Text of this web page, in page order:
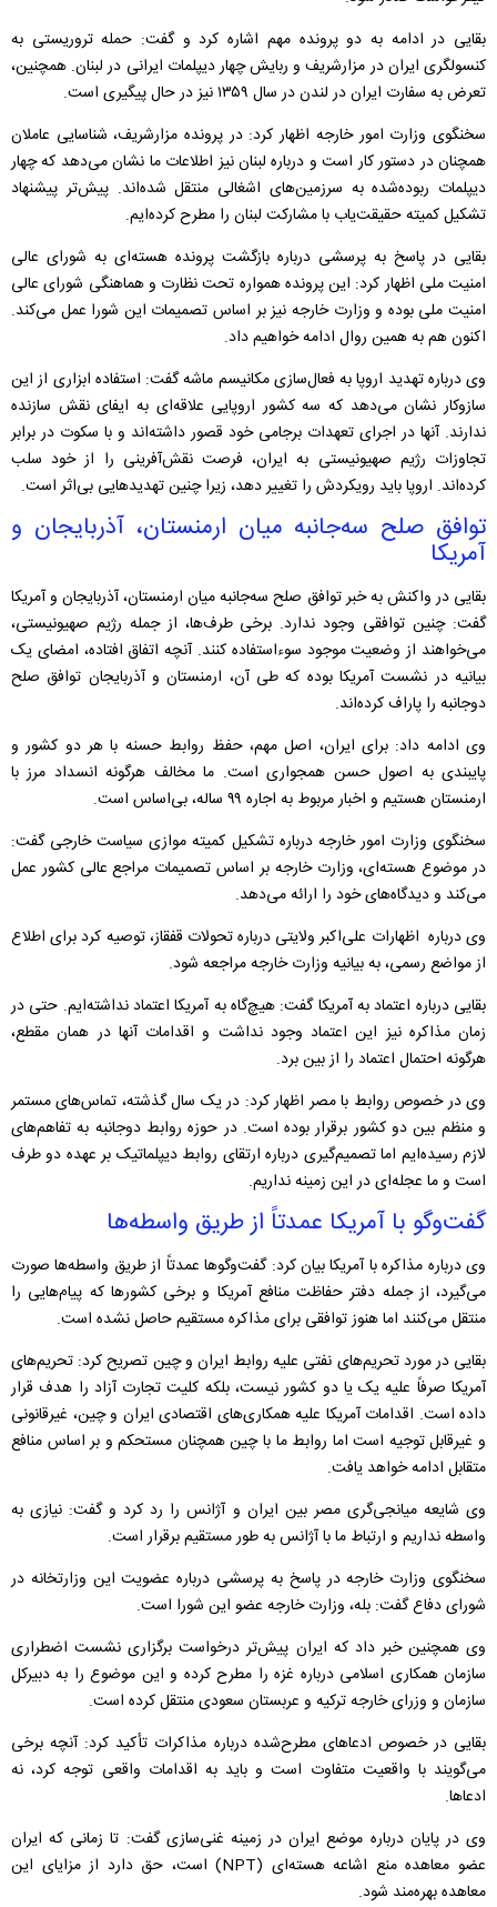
بقایی در ادامه به دو پرونده مهم اشاره کرد و گفت: حمله تروریستی به
کنسولگری ایران در مزارشریف و ربایش چهار دیپلمات ایرانی در لبنان. همچنین،
تعرض به سفارت ایران در لندن در سال ۱۳۵۹ نیز در حال پیگیری است.
سخنگوی وزارت امور خارجه اظهار کرد: در پرونده مزارشریف، شناسایی عاملان
همچنان در دستور کار است و درباره لبنان نیز اطلاعات ما نشان می‌دهد که چهار
دیپلمات ربوده‌شده به سرزمین‌های اشغالی منتقل شده‌اند. پیش‌تر پیشنهاد
تشکیل کمیته حقیقت‌یاب با مشارکت لبنان را مطرح کرده‌ایم.
بقایی در پاسخ به پرسشی درباره بازگشت پرونده هسته‌ای به شورای عالی
امنیت ملی اظهار کرد: این پرونده همواره تحت نظارت و هماهنگی شورای عالی
امنیت ملی بوده و وزارت خارجه نیز بر اساس تصمیمات این شورا عمل می‌کند.
اکنون هم به همین روال ادامه خواهیم داد.
وی درباره تهدید اروپا به فعال‌سازی مکانیسم ماشه گفت: استفاده ابزاری از این
سازوکار نشان می‌دهد که سه کشور اروپایی علاقه‌ای به ایفای نقش سازنده
ندارند. آنها در اجرای تعهدات برجامی خود قصور داشته‌اند و با سکوت در برابر
تجاوزات رژیم صهیونیستی به ایران، فرصت نقش‌آفرینی را از خود سلب
کرده‌اند. اروپا باید رویکردش را تغییر دهد، زیرا چنین تهدیدهایی بی‌اثر است.
توافق صلح سه‌جانبه میان ارمنستان، آذربایجان و
آمریکا
بقایی در واکنش به خبر توافق صلح سه‌جانبه میان ارمنستان، آذربایجان و آمریکا
گفت: چنین توافقی وجود ندارد. برخی طرف‌ها، از جمله رژیم صهیونیستی،
می‌خواهند از وضعیت موجود سوءاستفاده کنند. آنچه اتفاق افتاده، امضای یک
بیانیه در نشست آمریکا بوده که طی آن، ارمنستان و آذربایجان توافق صلح
دوجانبه را پاراف کرده‌اند.
وی ادامه داد: برای ایران، اصل مهم، حفظ روابط حسنه با هر دو کشور و
پایبندی به اصول حسن همجواری است. ما مخالف هرگونه انسداد مرز با
ارمنستان هستیم و اخبار مربوط به اجاره ۹۹ ساله، بی‌اساس است.
سخنگوی وزارت امور خارجه درباره تشکیل کمیته موازی سیاست خارجی گفت:
در موضوع هسته‌ای، وزارت خارجه بر اساس تصمیمات مراجع عالی کشور عمل
می‌کند و دیدگاه‌های خود را ارائه می‌دهد.
وی درباره اظهارات علی‌اکبر ولایتی درباره تحولات قفقاز، توصیه کرد برای اطلاع
از مواضع رسمی، به بیانیه وزارت خارجه مراجعه شود.
بقایی درباره اعتماد به آمریکا گفت: هیچ‌گاه به آمریکا اعتماد نداشته‌ایم. حتی در
زمان مذاکره نیز این اعتماد وجود نداشت و اقدامات آنها در همان مقطع،
هرگونه احتمال اعتماد را از بین برد.
وی در خصوص روابط با مصر اظهار کرد: در یک سال گذشته، تماس‌های مستمر
و منظم بین دو کشور برقرار بوده است. در حوزه روابط دوجانبه به تفاهم‌های
لازم رسیده‌ایم اما تصمیم‌گیری درباره ارتقای روابط دیپلماتیک بر عهده دو طرف
است و ما عجله‌ای در این زمینه نداریم.
گفت‌وگو با آمریکا عمدتاً از طریق واسطه‌ها
وی درباره مذاکره با آمریکا بیان کرد: گفت‌وگوها عمدتاً از طریق واسطه‌ها صورت
می‌گیرد، از جمله دفتر حفاظت منافع آمریکا و برخی کشورها که پیام‌هایی را
منتقل می‌کنند اما هنوز توافقی برای مذاکره مستقیم حاصل نشده است.
بقایی در مورد تحریم‌های نفتی علیه روابط ایران و چین تصریح کرد: تحریم‌های
آمریکا صرفاً علیه یک یا دو کشور نیست، بلکه کلیت تجارت آزاد را هدف قرار
داده است. اقدامات آمریکا علیه همکاری‌های اقتصادی ایران و چین، غیرقانونی
و غیرقابل توجیه است اما روابط ما با چین همچنان مستحکم و بر اساس منافع
متقابل ادامه خواهد یافت.
وی شایعه میانجی‌گری مصر بین ایران و آژانس را رد کرد و گفت: نیازی به
واسطه نداریم و ارتباط ما با آژانس به طور مستقیم برقرار است.
سخنگوی وزارت خارجه در پاسخ به پرسشی درباره عضویت این وزارتخانه در
شورای دفاع گفت: بله، وزارت خارجه عضو این شورا است.
وی همچنین خبر داد که ایران پیش‌تر درخواست برگزاری نشست اضطراری
سازمان همکاری اسلامی درباره غزه را مطرح کرده و این موضوع را به دبیرکل
سازمان و وزرای خارجه ترکیه و عربستان سعودی منتقل کرده است.
بقایی در خصوص ادعاهای مطرح‌شده درباره مذاکرات تأکید کرد: آنچه برخی
می‌گویند با واقعیت متفاوت است و باید به اقدامات واقعی توجه کرد، نه
ادعاها.
وی در پایان درباره موضع ایران در زمینه غنی‌سازی گفت: تا زمانی که ایران
عضو معاهده منع اشاعه هسته‌ای (NPT) است، حق دارد از مزایای این
معاهده بهره‌مند شود.